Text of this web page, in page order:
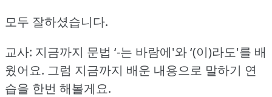
모두 잘하셨습니다.
교사: 지금까지 문법 ‘-는 바람에'와 ‘(이)라도'를 배
웠어요. 그럼 지금까지 배운 내용으로 말하기 연
습을 한번 해볼게요.